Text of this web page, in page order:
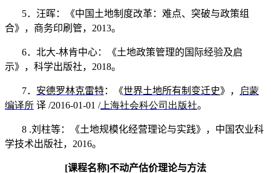
5．汪晖：《中国土地制度改革：难点、突破与政策组
合》，商务印刷管， 2013。
6．北大-林肯中心：《土地政策管理的国际经验及启
示》，科学出版社， 2018。
7． 安德罗林克雷特：《世界土地所有制变迁史》，
启蒙
编译所 译 /2016-01-01 /上海社会科公司出版社。
8 .刘柱等：《土地规模化经营理论与实践》，中国农业科
学技术出版社， 2016。
[课程名称]不动产估价理论与方法